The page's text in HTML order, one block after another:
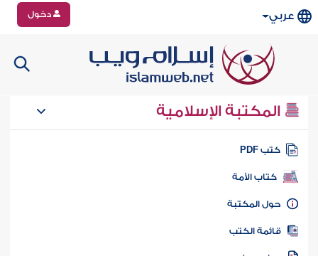
عربي دخول
المكتبة الإسلامية
كتب PDF
كتاب الأمة
المكتبة